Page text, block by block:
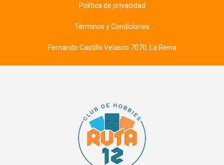
Política de privacidad
Términos y Condiciones
Fernando Castillo Velasco 7070, La Reina